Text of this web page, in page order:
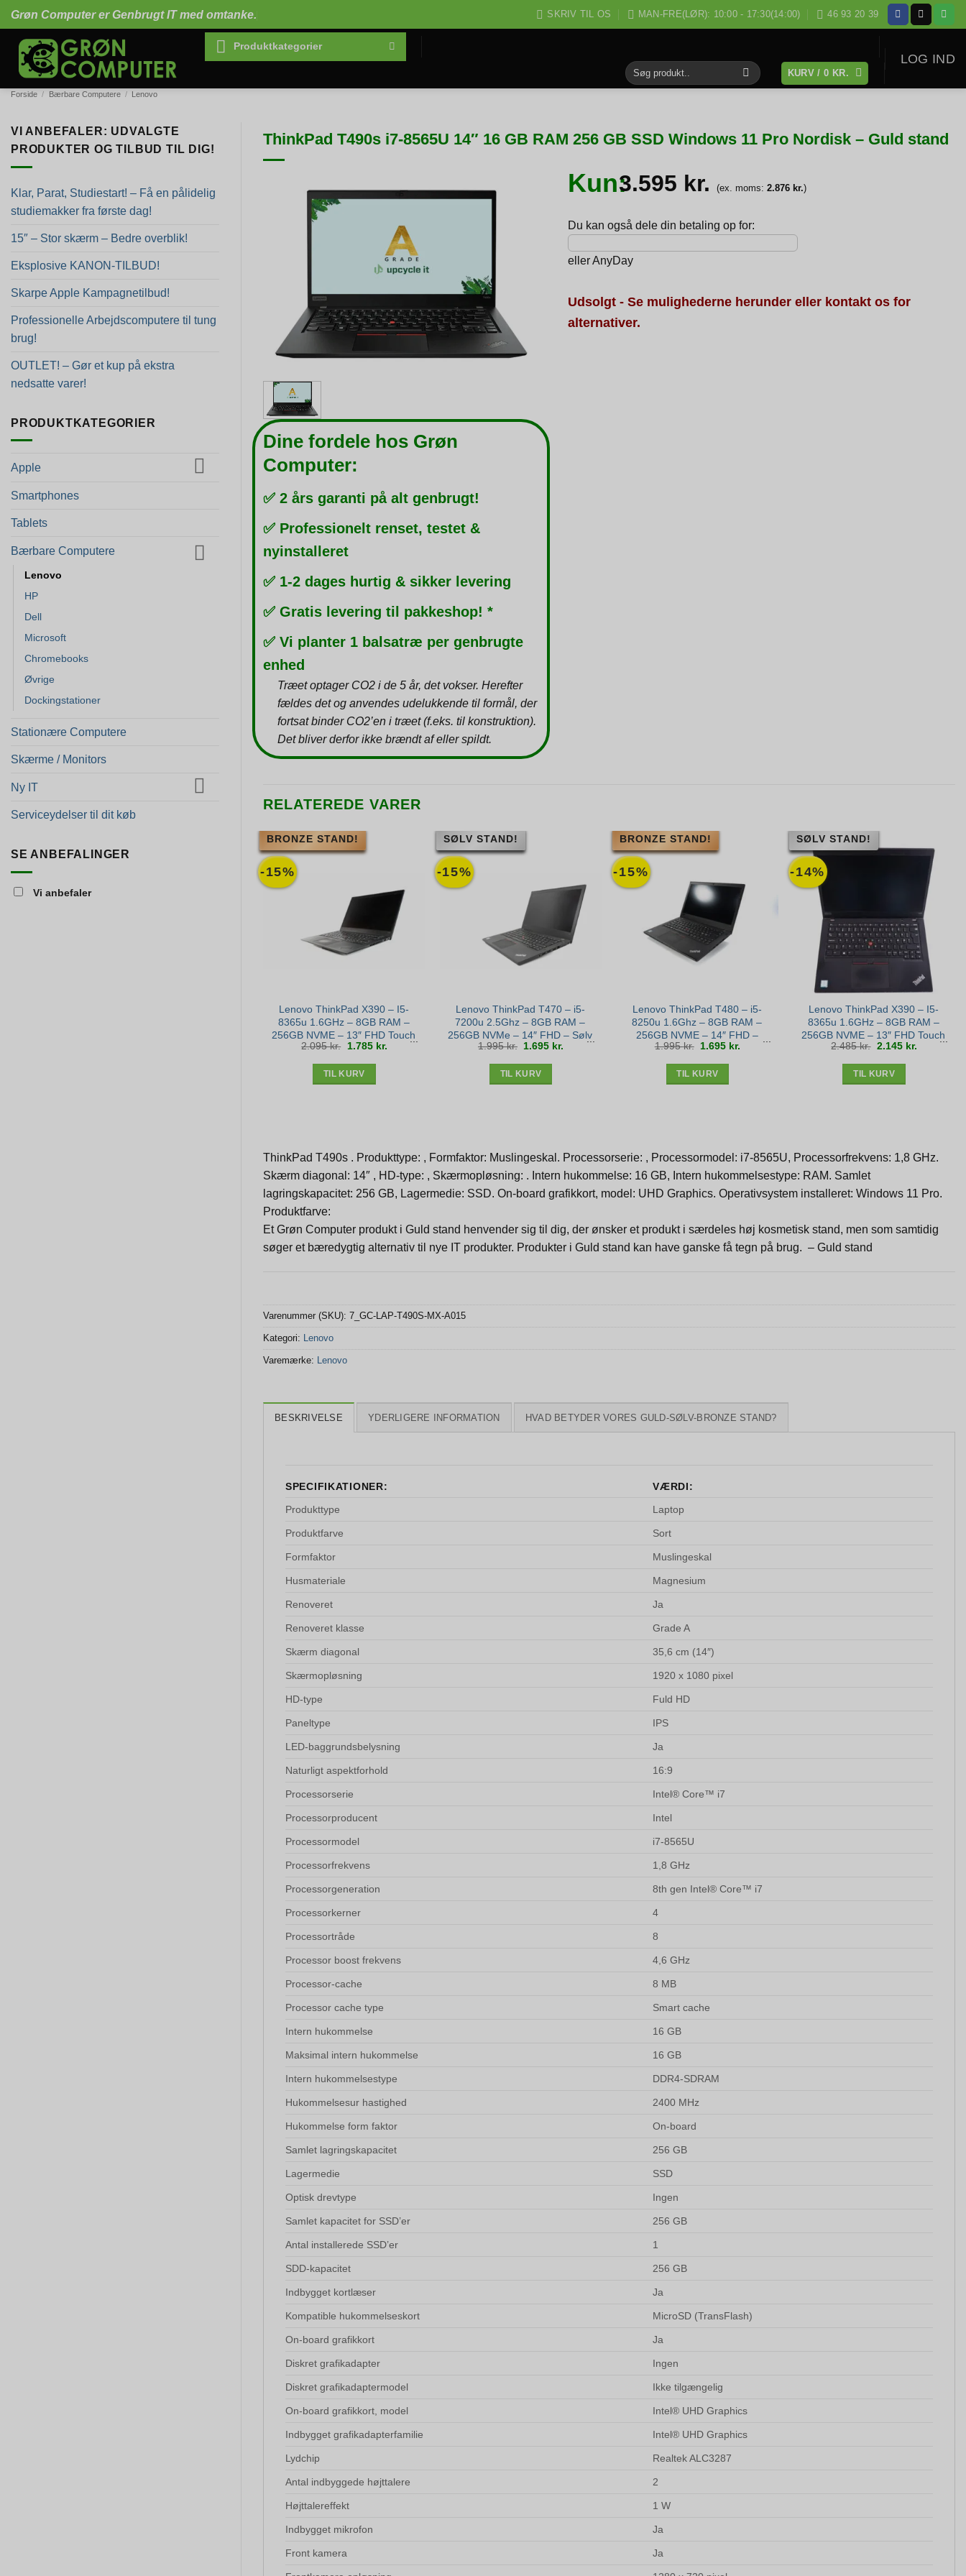
Fortsæt
til
indhold
Grøn Computer er Genbrugt IT med omtanke. SKRIV TIL OS MAN-FRE(LØR): 10:00 - 17:30(14:00) 46 93 20 39
Produktkategorier
Søg
efter:
KURV /0 KR.
LOG IND
Forside / Bærbare Computere / Lenovo
VI ANBEFALER: UDVALGTE
PRODUKTER OG TILBUD TIL DIG!
Klar, Parat, Studiestart! – Få en pålidelig
studiemakker fra første dag!
15″ – Stor skærm – Bedre overblik!
Eksplosive KANON-TILBUD!
Skarpe Apple Kampagnetilbud!
Professionelle Arbejdscomputere til tung
brug!
OUTLET! – Gør et kup på ekstra
nedsatte varer!
PRODUKTKATEGORIER
Apple
Smartphones
Tablets
Bærbare Computere
Lenovo
HP
Dell
Microsoft
Chromebooks
Øvrige
Dockingstationer
Stationære Computere
Skærme / Monitors
Ny IT
Serviceydelser til dit køb
SE ANBEFALINGER
Vi anbefaler
ThinkPad T490s i7-8565U 14″ 16 GB RAM 256 GB SSD Windows 11 Pro Nordisk – Guld stand
Dine fordele hos Grøn
Computer:
✅ 2 års garanti på alt genbrugt!
✅ Professionelt renset, testet &
nyinstalleret
✅ 1-2 dages hurtig & sikker levering
✅ Gratis levering til pakkeshop! *
✅ Vi planter 1 balsatræ per genbrugte
enhed
Træet optager CO2 i de 5 år, det vokser. Herefter
fældes det og anvendes udelukkende til formål, der
fortsat binder CO2’en i træet (f.eks. til konstruktion).
Det bliver derfor ikke brændt af eller spildt.
Kun:3.595 kr. (ex. moms:2.876 kr.)
Du kan også dele din betaling op for:
ellerAnyDay
Udsolgt - Se mulighederne herunder eller kontakt os for
alternativer.
RELATEREDE VARER
-15%
BRONZE STAND!
Lenovo ThinkPad X390 – I5-
8365u 1.6GHz – 8GB RAM –
256GB NVME – 13″ FHD Touch
– Win 11 – Bronze stand
2.095kr. Den
oprindelige
pris
1.785 kr.aktuelle
pris
TIL KURV
-15%
SØLV STAND!
Lenovo ThinkPad T470 – i5-
7200u 2.5Ghz – 8GB RAM –
256GB NVMe – 14″ FHD – Sølv
stand
1.995kr. Den
oprindelige
pris
1.695 kr.
TIL KURV
-15%
BRONZE STAND!
Lenovo ThinkPad T480 – i5-
8250u 1.6Ghz – 8GB RAM –
256GB NVME – 14″ FHD –
Bronze stand
1.995kr. Den
oprindelige
pris
1.695 kr.
TIL KURV
-14%
SØLV STAND!
Lenovo ThinkPad X390 – I5-
8365u 1.6GHz – 8GB RAM –
256GB NVME – 13″ FHD Touch
– Win 11 – Sølv stand
2.485kr. Den
oprindelige
pris
2.145 kr.aktuelle
pris
TIL KURV
ThinkPad T490s . Produkttype: , Formfaktor: Muslingeskal. Processorserie: , Processormodel: i7-8565U, Processorfrekvens: 1,8 GHz.
Skærm diagonal: 14″ , HD-type: , Skærmopløsning: . Intern hukommelse: 16 GB, Intern hukommelsestype: RAM. Samlet
lagringskapacitet: 256 GB, Lagermedie: SSD. On-board grafikkort, model: UHD Graphics. Operativsystem installeret: Windows 11 Pro.
Produktfarve:
Et Grøn Computer produkt i Guld stand henvender sig til dig, der ønsker et produkt i særdeles høj kosmetisk stand, men som samtidig
søger et bæredygtig alternativ til nye IT produkter. Produkter i Guld stand kan have ganske få tegn på brug. – Guld stand
Varenummer (SKU): 7_GC-LAP-T490S-MX-A015
Kategori: Lenovo
Varemærke: Lenovo
BESKRIVELSE YDERLIGERE INFORMATION HVAD BETYDER VORES GULD-SØLV-BRONZE STAND?
SPECIFIKATIONER:
VÆRDI:
Produkttype
Laptop
Produktfarve Sort
Formfaktor Muslingeskal
Husmateriale Magnesium
Renoveret Ja
Renoveret klasse Grade A
Skærm diagonal 35,6 cm (14″)
Skærmopløsning 1920 x 1080 pixel
HD-type Fuld HD
Paneltype IPS
LED-baggrundsbelysning Ja
Naturligt aspektforhold 16:9
Processorserie Intel® Core™ i7
Processorproducent Intel
Processormodel i7-8565U
Processorfrekvens 1,8 GHz
Processorgeneration 8th gen Intel® Core™ i7
Processorkerner 4
Processortråde 8
Processor boost frekvens 4,6 GHz
Processor-cache 8 MB
Processor cache type Smart cache
Intern hukommelse 16 GB
Maksimal intern hukommelse 16 GB
Intern hukommelsestype DDR4-SDRAM
Hukommelsesur hastighed 2400 MHz
Hukommelse form faktor On-board
Samlet lagringskapacitet 256 GB
Lagermedie SSD
Optisk drevtype Ingen
Samlet kapacitet for SSD’er 256 GB
Antal installerede SSD’er 1
SDD-kapacitet 256 GB
Indbygget kortlæser Ja
Kompatible hukommelseskort MicroSD (TransFlash)
On-board grafikkort Ja
Diskret grafikadapter Ingen
Diskret grafikadaptermodel Ikke tilgængelig
On-board grafikkort, model Intel® UHD Graphics
Indbygget grafikadapterfamilie Intel® UHD Graphics
Lydchip Realtek ALC3287
Antal indbyggede højttalere 2
Højttalereffekt 1 W
Indbygget mikrofon Ja
Front kamera Ja